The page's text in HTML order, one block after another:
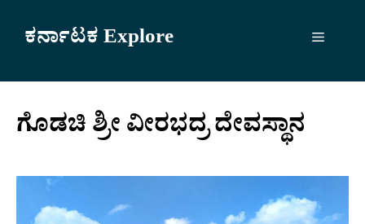
ಕರ್ನಾಟಕ Explore Menu
ಗೊಡಚಿ ಶ್ರೀ ವೀರಭದ್ರ ದೇವಸ್ಥಾನ